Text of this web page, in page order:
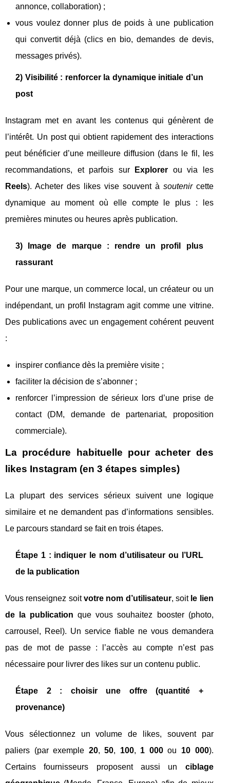
annonce, collaboration) ;
vous voulez donner plus de poids à une publication
qui convertit déjà (clics en bio, demandes de devis,
messages privés).
2) Visibilité : renforcer la dynamique initiale d’un
post
Instagram met en avant les contenus qui génèrent de
l’intérêt. Un post qui obtient rapidement des interactions
peut bénéficier d’une meilleure diffusion (dans le fil, les
recommandations, et parfois sur
Explorer ou via les
Reels). Acheter des likes vise souvent à soutenircette
dynamique au moment où elle compte le plus : les
premières minutes ou heures après publication.
3) Image de marque : rendre un profil plus
rassurant
Pour une marque, un commerce local, un créateur ou un
indépendant, un profil Instagram agit comme une vitrine.
Des publications avec un engagement cohérent peuvent
:
inspirer confiance dès la première visite ;
faciliter la décision de s’abonner ;
renforcer l’impression de sérieux lors d’une prise de
contact (DM, demande de partenariat, proposition
commerciale).
La procédure habituelle pour acheter des
likes Instagram (en 3 étapes simples)
La plupart des services sérieux suivent une logique
similaire et ne demandent pas d’informations sensibles.
Le parcours standard se fait en trois étapes.
Étape 1 : indiquer le nom d’utilisateur ou l’URL
de la publication
Vous renseignez soitvotre nom d’utilisateur, soit le lien
de la publication que vous souhaitez booster (photo,
carrousel, Reel). Un service fiable ne vous demandera
pas de mot de passe : l’accès au compte n’est pas
nécessaire pour livrer des likes sur un contenu public.
Étape 2 : choisir une offre (quantité +
provenance)
Vous sélectionnez un volume de likes, souvent par
paliers (par exemple 20,50, 100, 1 000ou 10 000).
Certains fournisseurs proposent aussi un ciblage